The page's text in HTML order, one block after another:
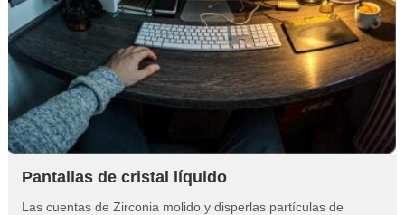
Pantallas de cristal líquido
Las cuentas de Zirconia molido y disperlas partículas de